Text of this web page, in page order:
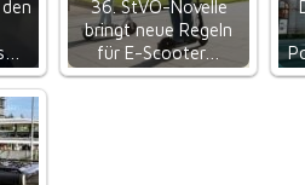
36. StVO-Novelle
bringt neue Regeln
für E-Scooter…